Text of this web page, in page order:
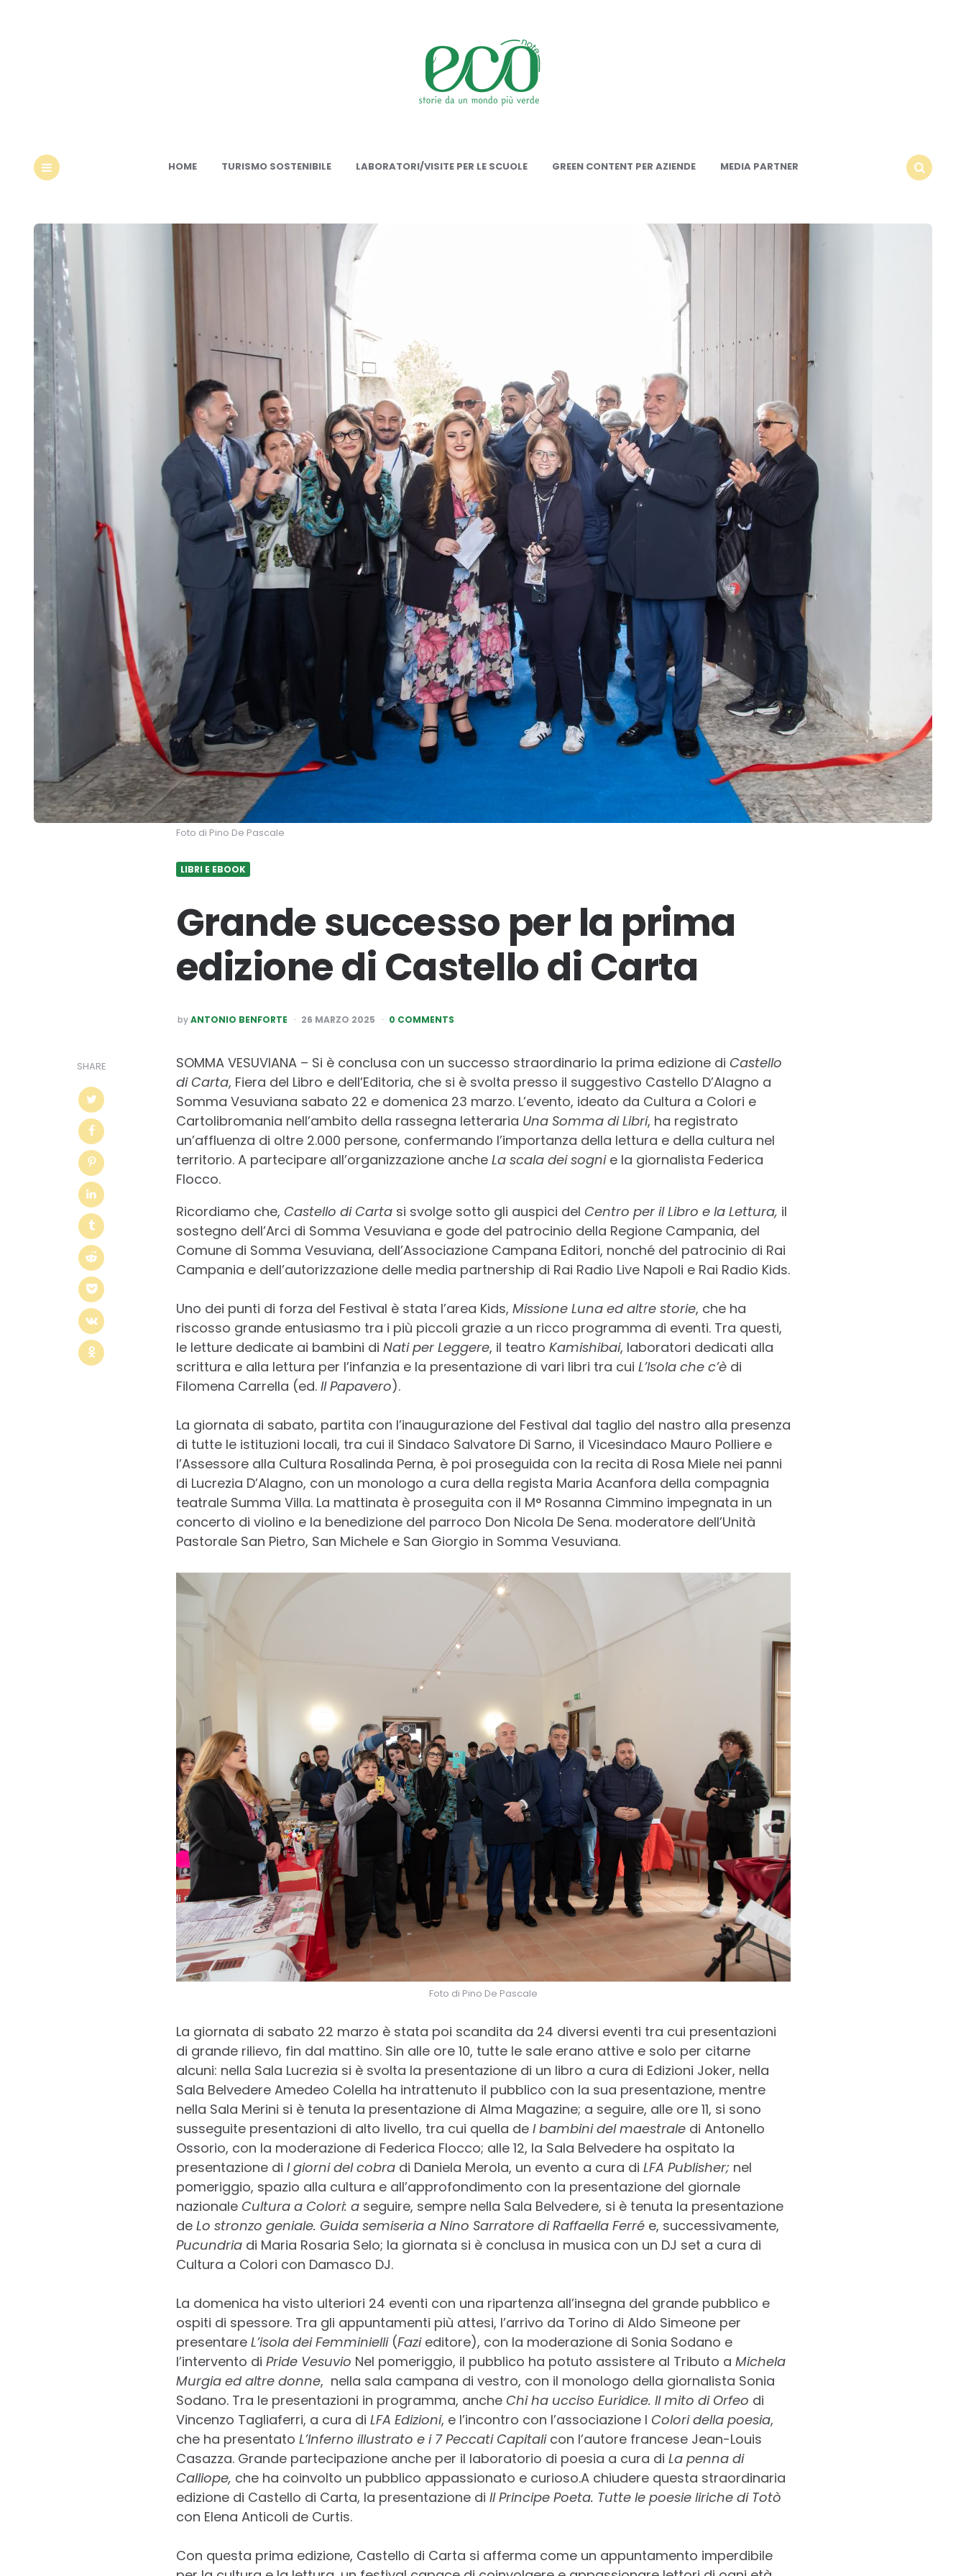
HOME TURISMO SOSTENIBILE LABORATORI/VISITE PER LE SCUOLE GREEN CONTENT PER AZIENDE
MEDIA PARTNER
Foto di Pino De Pascale
LIBRI E EBOOK
Grande successo per la prima
edizione di Castello di Carta
POSTED
BY
by ANTONIO BENFORTE 26 MARZO 2025 0 COMMENTS
SHARE SOMMA VESUVIANA – Si è conclusa con un successo straordinario la prima edizione di Castello
di Carta, Fiera del Libro e dell’Editoria, che si è svolta presso il suggestivo Castello D’Alagno a
Somma Vesuviana sabato 22 e domenica 23 marzo. L’evento, ideato da Cultura a Colori e
Cartolibromania nell’ambito della rassegna letteraria Una Somma di Libri, ha registrato
un’affluenza di oltre 2.000 persone, confermando l’importanza della lettura e della cultura nel
territorio. A partecipare all’organizzazione anche La scala dei sognie la giornalista Federica
Flocco.
Ricordiamo che, Castello di Carta si svolge sotto gli auspici del Centro per il Libro e la Lettura, il
sostegno dell’Arci di Somma Vesuviana e gode del patrocinio della Regione Campania, del
Comune di Somma Vesuviana, dell’Associazione Campana Editori, nonché del patrocinio di Rai
Campania e dell’autorizzazione delle media partnership di Rai Radio Live Napoli e Rai Radio Kids.
Uno dei punti di forza del Festival è stata l’area Kids, Missione Luna ed altre storie, che ha
riscosso grande entusiasmo tra i più piccoli grazie a un ricco programma di eventi. Tra questi,
le letture dedicate ai bambini di Nati per Leggere, il teatro Kamishibai, laboratori dedicati alla
scrittura e alla lettura per l’infanzia e la presentazione di vari libri tra cui L’Isola che c’èdi
Filomena Carrella (ed. Il Papavero).
La giornata di sabato, partita con l’inaugurazione del Festival dal taglio del nastro alla presenza
di tutte le istituzioni locali, tra cui il Sindaco Salvatore Di Sarno, il Vicesindaco Mauro Polliere e
l’Assessore alla Cultura Rosalinda Perna, è poi proseguida con la recita di Rosa Miele nei panni
di Lucrezia D’Alagno, con un monologo a cura della regista Maria Acanfora della compagnia
teatrale Summa Villa. La mattinata è proseguita con il M° Rosanna Cimmino impegnata in un
concerto di violino e la benedizione del parroco Don Nicola De Sena. moderatore dell’Unità
Pastorale San Pietro, San Michele e San Giorgio in Somma Vesuviana.
Foto di Pino De Pascale
La giornata di sabato 22 marzo è stata poi scandita da 24 diversi eventi tra cui presentazioni
di grande rilievo, fin dal mattino. Sin alle ore 10, tutte le sale erano attive e solo per citarne
alcuni: nella Sala Lucrezia si è svolta la presentazione di un libro a cura di Edizioni Joker, nella
Sala Belvedere Amedeo Colella ha intrattenuto il pubblico con la sua presentazione, mentre
nella Sala Merini si è tenuta la presentazione di Alma Magazine; a seguire, alle ore 11, si sono
susseguite presentazioni di alto livello, tra cui quella de I bambini del maestraledi Antonello
Ossorio, con la moderazione di Federica Flocco; alle 12, la Sala Belvedere ha ospitato la
presentazione di I giorni del cobradi Daniela Merola, un evento a cura di LFA Publisher; nel
pomeriggio, spazio alla cultura e all’approfondimento con la presentazione del giornale
nazionale Cultura a Colori: aseguire, sempre nella Sala Belvedere, si è tenuta la presentazione
de Lo stronzo geniale. Guida semiseria a Nino Sarratore di Raffaella Ferrée, successivamente,
Pucundriadi Maria Rosaria Selo; la giornata si è conclusa in musica con un DJ set a cura di
Cultura a Colori con Damasco DJ.
La domenica ha visto ulteriori 24 eventi con una ripartenza all’insegna del grande pubblico e
ospiti di spessore. Tra gli appuntamenti più attesi, l’arrivo da Torino di Aldo Simeone per
presentare L’isola dei Femminielli(Fazi editore), con la moderazione di Sonia Sodano e
l’intervento di Pride Vesuvio Nel pomeriggio, il pubblico ha potuto assistere al Tributo a Michela
Murgia ed altre donne, nella sala campana di vestro, con il monologo della giornalista Sonia
Sodano. Tra le presentazioni in programma, anche Chi ha ucciso Euridice. Il mito di Orfeo di
Vincenzo Tagliaferri, a cura di LFA Edizioni, e l’incontro con l’associazione I Colori della poesia,
che ha presentato L’Inferno illustrato e i 7 Peccati Capitalicon l’autore francese Jean-Louis
Casazza. Grande partecipazione anche per il laboratorio di poesia a cura di La penna di
Calliope, che ha coinvolto un pubblico appassionato e curioso.A chiudere questa straordinaria
edizione di Castello di Carta, la presentazione di Il Principe Poeta. Tutte le poesie liriche di Totò
con Elena Anticoli de Curtis.
Con questa prima edizione, Castello di Carta si afferma come un appuntamento imperdibile